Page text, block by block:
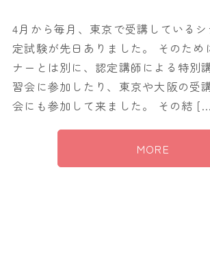
4月から毎月、東京で受講している
定試験が先日ありました。 そのため
ナーとは別に、認定講師による特別
習会に参加したり、東京や大阪の受
会にも参加して来ました。 その結
MORE